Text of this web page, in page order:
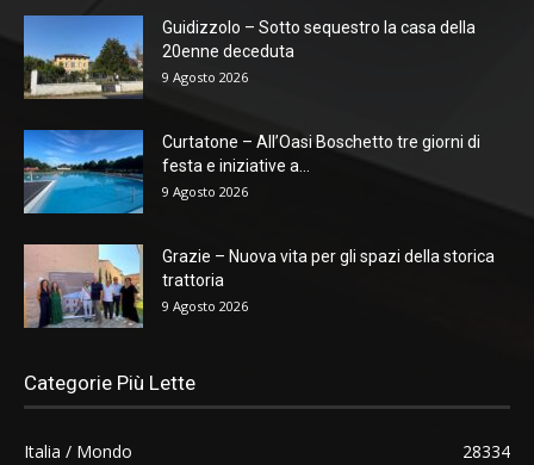
Guidizzolo – Sotto sequestro la casa della
20enne deceduta
9 Agosto 2026
Curtatone – All’Oasi Boschetto tre giorni di
festa e iniziative a...
9 Agosto 2026
Grazie – Nuova vita per gli spazi della storica
trattoria
9 Agosto 2026
Categorie Più Lette
Italia / Mondo
28334